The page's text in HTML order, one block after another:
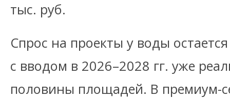
тыс. руб.
Спрос на проекты у воды
с вводом в 2026–2028 гг. уже
половины площадей. В премиум-